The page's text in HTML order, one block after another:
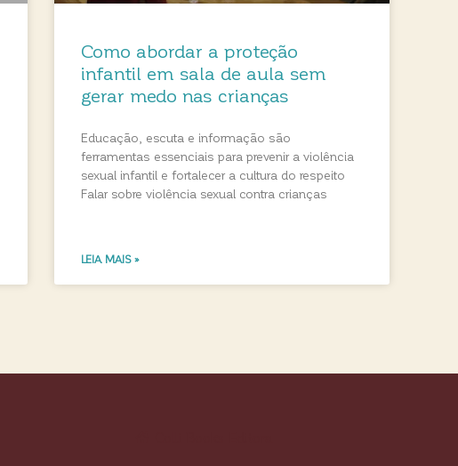
Como abordar a proteção
infantil em sala de aula sem
gerar medo nas crianças
Educação, escuta e informação são
ferramentas essenciais para prevenir a violência
sexual infantil e fortalecer a cultura do respeito
Falar sobre violência sexual contra crianças
LEIA MAIS »